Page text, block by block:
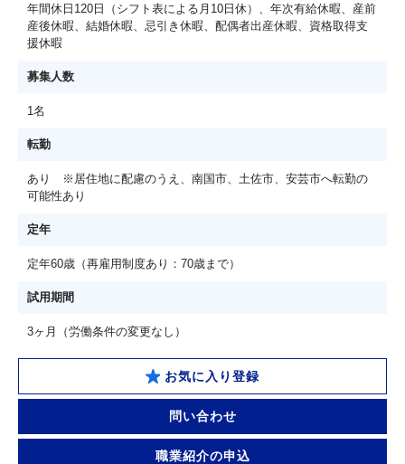
年間休日120日（シフト表による月10日休）、年次有給休暇、産前
産後休暇、結婚休暇、忌引き休暇、配偶者出産休暇、資格取得支
援休暇
募集人数
1名
転勤
あり ※居住地に配慮のうえ、南国市、土佐市、安芸市へ転勤の
可能性あり
定年
定年60歳（再雇用制度あり：70歳まで）
試用期間
3ヶ月（労働条件の変更なし）
お気に入り登録
問い合わせ
職業紹介の申込